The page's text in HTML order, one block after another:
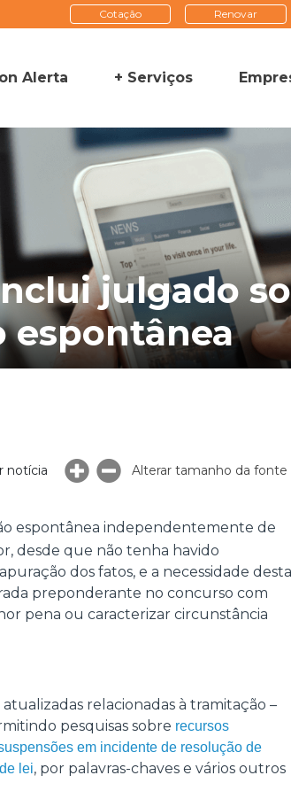
Cotação Renovar
Alerta + Serviços
julgado
espontânea
notícia Alterar tamanho da fonte
espontânea independentemente de
desde que não tenha havido
dos fatos, e a necessidade desta
preponderante no concurso com
pena ou caracterizar circunstância
relacionadas à tramitação –
pesquisas sobre recursos
em incidente de resolução de
lei, por palavras-chaves e vários outros